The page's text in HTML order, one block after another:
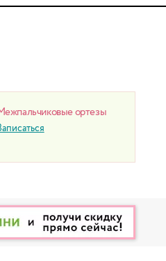
ортезы